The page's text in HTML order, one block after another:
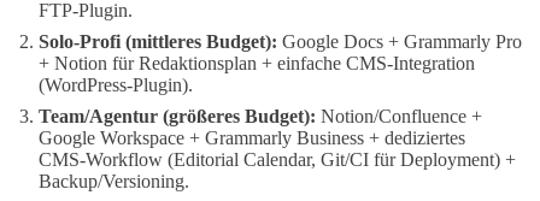
FTP‑Plugin.
Solo‑Profi (mittleres Budget): Google Docs + Grammarly Pro
+ Notion für Redaktionsplan + einfache CMS‑Integration
(WordPress‑Plugin).
Team/Agentur (größeres Budget): Notion/Confluence +
Google Workspace + Grammarly Business + dediziertes
CMS‑Workflow (Editorial Calendar, Git/CI für Deployment) +
Backup/Versioning.